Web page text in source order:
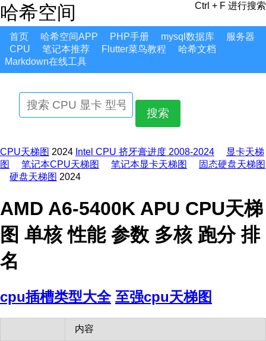
哈希空间 Ctrl + F 进行搜索
首页 哈希空间APP PHP手册 mysql数据库
服务器
CPU
笔记本推荐 Flutter菜鸟教程
哈希文档
Markdown在线工具
搜索
CPU天梯图 2024 Intel CPU 挤牙膏进度 2008-2024
显卡天梯
图
笔记本CPU天梯图 笔记本显卡天梯图
固态硬盘天梯图
硬盘天梯图 2024
AMD A6-5400K APU CPU天梯
图 单核 性能 参数 多核 跑分 排
名
cpu插槽类型大全 至强cpu天梯图
内容